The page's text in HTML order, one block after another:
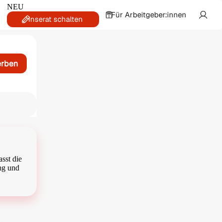
NEU
Inserat schalten Für Arbeitgeber:innen
die
und